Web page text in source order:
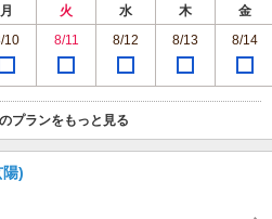
月 火 水 木
金
10 8/11 8/12 8/13 8/14
プランをもっと見る
)